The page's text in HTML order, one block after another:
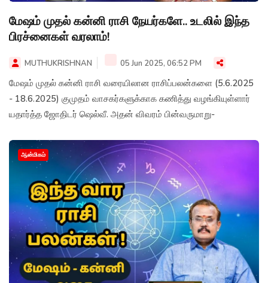
மேஷம் முதல் கன்னி ராசி நேயர்களே.. உடலில் இந்த
பிரச்னைகள் வரலாம்!
MUTHUKRISHNAN 05 Jun 2025, 06:52 PM
மேஷம் முதல் கன்னி ராசி வரையிலான ராசிப்பலன்களை (5.6.2025
- 18.6.2025) குமுதம் வாசகர்களுக்காக கணித்து வழங்கியுள்ளார்
யதார்த்த ஜோதிடர் ஷெல்வீ. அதன் விவரம் பின்வருமாறு-
ஆன்மிகம்